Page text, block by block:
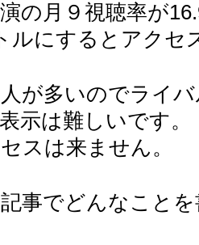
の月９視聴率が
ルにするとアクセ
が多いのでライ
示は難しいです。
スは来ません。
事でどんなこと